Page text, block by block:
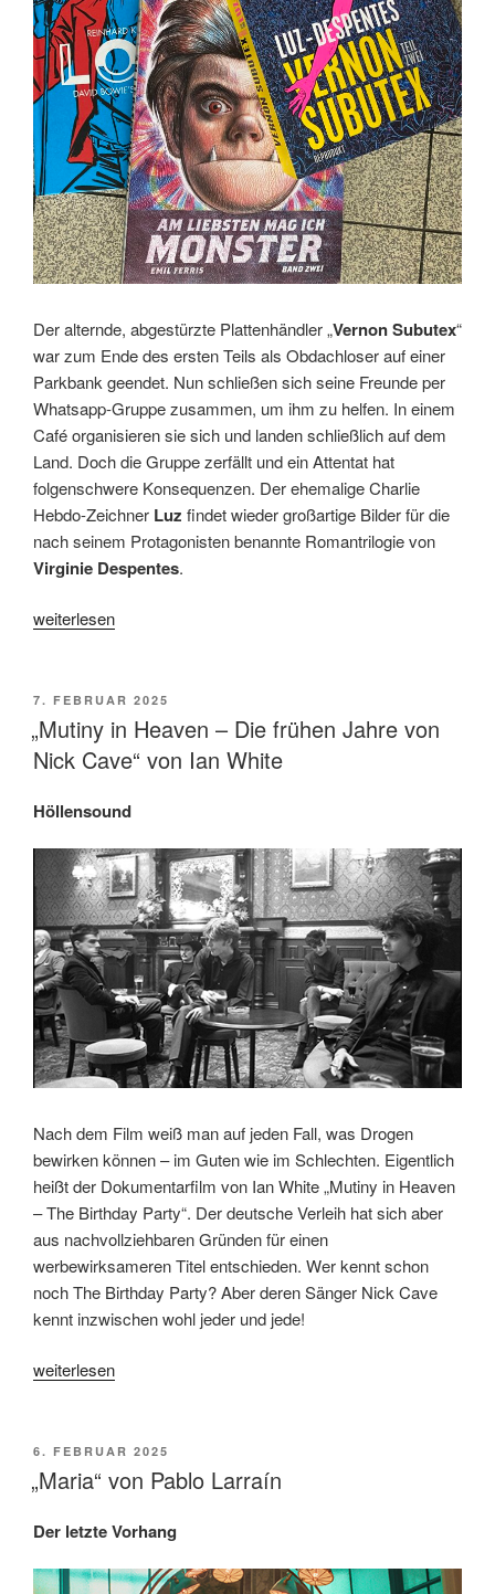
Der alternde, abgestürzte Plattenhändler „Vernon Subutex“
war zum Ende des ersten Teils als Obdachloser auf einer
Parkbank geendet. Nun schließen sich seine Freunde per
Whatsapp-Gruppe zusammen, um ihm zu helfen. In einem
Café organisieren sie sich und landen schließlich auf dem
Land. Doch die Gruppe zerfällt und ein Attentat hat
folgenschwere Konsequenzen. Der ehemalige Charlie
Hebdo-Zeichner Luz findet wieder großartige Bilder für die
nach seinem Protagonisten benannte Romantrilogie von
Virginie Despentes.
„Comic
mit
neuen
Comics
von
Reinhard
Luz
und
Emil
Ferres“
weiterlesen
VERÖFFENTLICHT
AM
7. FEBRUAR 2025
„Mutiny in Heaven – Die frühen Jahre von
Nick Cave“ von Ian White
Höllensound
Nach dem Film weiß man auf jeden Fall, was Drogen
bewirken können – im Guten wie im Schlechten. Eigentlich
heißt der Dokumentarfilm von Ian White „Mutiny in Heaven
– The Birthday Party“. Der deutsche Verleih hat sich aber
aus nachvollziehbaren Gründen für einen
werbewirksameren Titel entschieden. Wer kennt schon
noch The Birthday Party? Aber deren Sänger Nick Cave
kennt inzwischen wohl jeder und jede!
„„Mutiny
–
Die
Jahre
Nick
weiterlesen
VERÖFFENTLICHT
AM
6. FEBRUAR 2025
„Maria“ von Pablo Larraín
Der letzte Vorhang